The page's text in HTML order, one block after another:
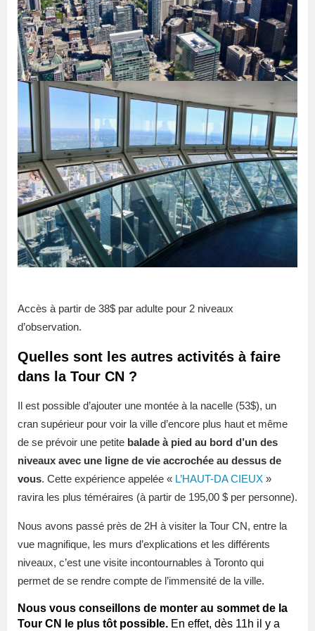
Accès à partir de 38$ par adulte pour 2 niveaux
d’observation.
Quelles sont les autres activités à faire
dans la Tour CN ?
Il est possible d’ajouter une montée à la nacelle (53$), un
cran supérieur pour voir la ville d’encore plus haut et même
de se prévoir une petite balade à pied au bord d’un des
niveaux avec une ligne de vie accrochée au dessus de
vous. Cette expérience appelée « L’HAUT-DA CIEUX »
ravira les plus téméraires (à partir de 195,00 $ per personne).
Nous avons passé près de 2H à visiter la Tour CN, entre la
vue magnifique, les murs d’explications et les différents
niveaux, c’est une visite incontournables à Toronto qui
permet de se rendre compte de l’immensité de la ville.
Nous vous conseillons de monter au sommet de la
Tour CN le plus tôt possible. En effet, dès 11h il y a